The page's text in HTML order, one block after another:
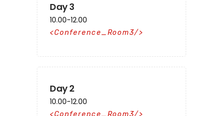
Day 3
10.00-12.00
Conference_Room3
Day 2
10.00-12.00